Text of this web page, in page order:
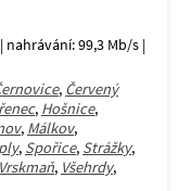
nahrávání: 99,3 Mb/s |
, Červený
, Hošnice,
, Málkov,
, Spořice, Strážky,
Vrskmaň, Všehrdy,